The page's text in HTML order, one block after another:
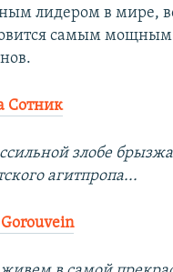
лидером в мире,
самым
Сотник
злобе
агитпропа...